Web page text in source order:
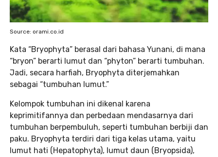
Source: orami.co.id
Kata “Bryophyta” berasal dari bahasa Yunani, di mana
“bryon” berarti lumut dan “phyton” berarti tumbuhan.
Jadi, secara harfiah, Bryophyta diterjemahkan
sebagai “tumbuhan lumut.”
Kelompok tumbuhan ini dikenal karena
keprimitifannya dan perbedaan mendasarnya dari
tumbuhan berpembuluh, seperti tumbuhan berbiji dan
paku. Bryophyta terdiri dari tiga kelas utama, yaitu
lumut hati (Hepatophyta), lumut daun (Bryopsida),